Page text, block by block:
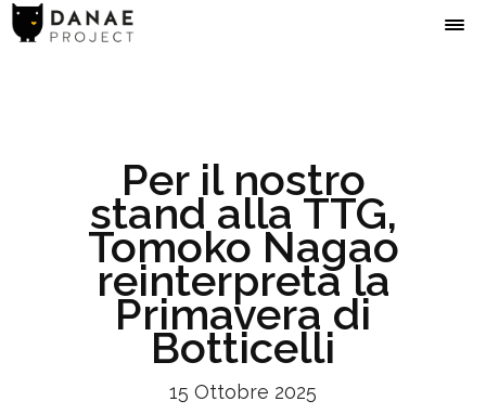
Per il nostro
stand alla TTG,
Tomoko Nagao
reinterpreta la
Primavera di
Botticelli
15 Ottobre 2025